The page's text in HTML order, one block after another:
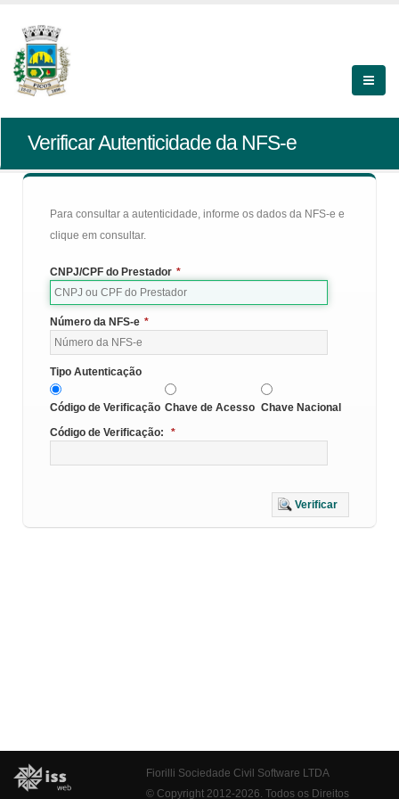
Verificar Autenticidade da NFS-e
Para consultar a autenticidade, informe os dados da NFS-e e
clique em consultar.
CNPJ/CPF do Prestador *
Número da NFS-e *
Tipo Autenticação
Código de Verificação Chave de Acesso Chave Nacional
Código de Verificação:
*
Verificar
Fiorilli Sociedade Civil Software LTDA
© Copyright 2012-2026. Todos os Direitos